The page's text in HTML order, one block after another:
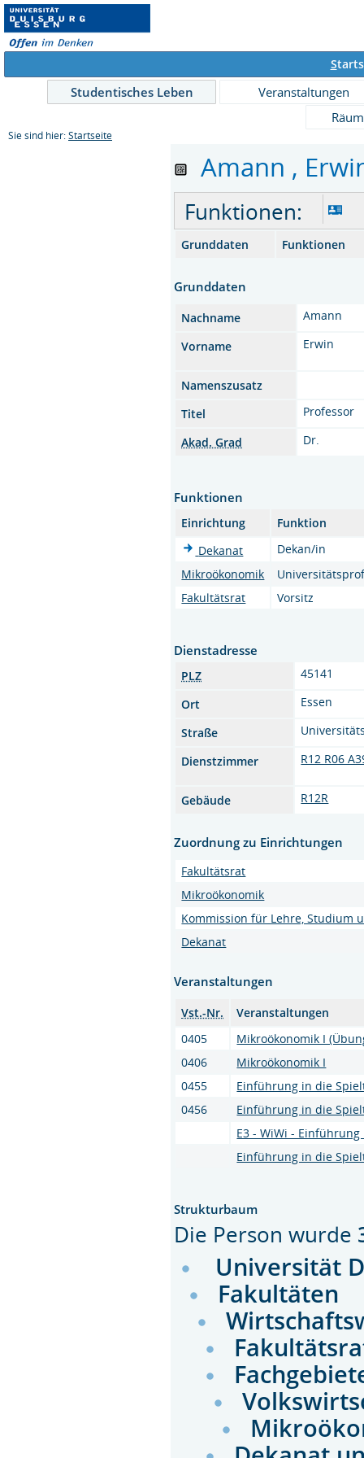
S
Studentisches Leben
Veranstaltungen
Sie sind hier: Startseite
Amann ,
Funktionen:
Grunddaten Funktionen
Grunddaten
Nachname
Amann
Vorname
Erwin
Namenszusatz
Titel
Professor
Akad. Grad
Dr.
Funktionen
Einrichtung
Funktion
Dekanat
Dekan/in
Mikroökonomik
Fakultätsrat
Vorsitz
Dienstadresse
PLZ
45141
Ort
Essen
Straße
Dienstzimmer
R12 R06
Gebäude R12R
Zuordnung zu Einrichtungen
Fakultätsrat
Mikroökonomik
Kommission für Lehre, Studium
Dekanat
Veranstaltungen
Vst.-Nr.
Veranstaltungen
0405
Mikroökonomik I
0406
Mikroökonomik I
0455
Einführung in die
0456
Einführung in die
E3 - WiWi -
Einführung in die
Strukturbaum
Die Person wurde
Universität
Fakultäten